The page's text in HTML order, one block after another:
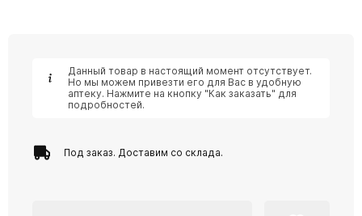
Данный товар в настоящий момент отсутствует.
Но мы можем привезти его для Вас в удобную
аптеку. Нажмите на кнопку "Как заказать" для
подробностей.
Под заказ. Доставим со склада.